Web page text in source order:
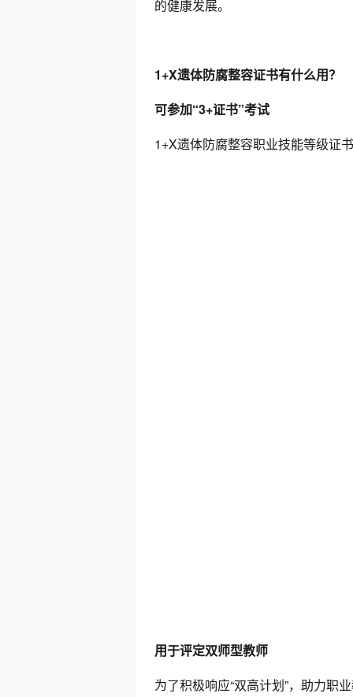
的健康发展。
1+X遗体防腐整容证书有什么用？
可参加“3+证书”考试
1+X遗体防腐整容职业技能等级证
用于评定双师型教师
为了积极响应“双高计划”，助力职